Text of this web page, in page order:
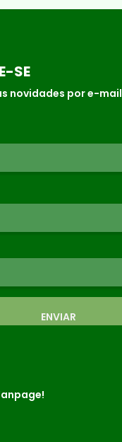
SE
novidades por e-mail
ENVIAR